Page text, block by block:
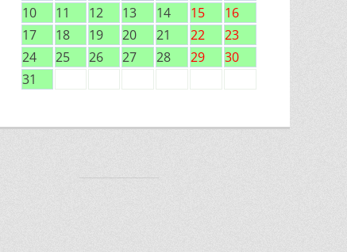
10
11 12 13 14 15
16
17
18 19 20 21 22
23
24
25 26 27 28 29
30
31